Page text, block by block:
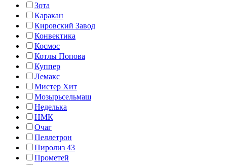
Зота
Каракан
Кировский Завод
Конвектика
Космос
Котлы Попова
Куппер
Лемакс
Мистер Хит
Мозырьсельмаш
Неделька
НМК
Очаг
Пеллетрон
Пиролиз 43
Прометей